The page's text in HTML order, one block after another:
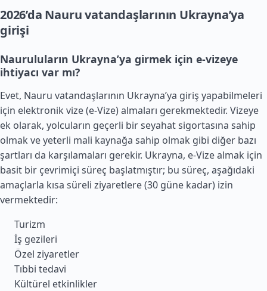
2026’da Nauru vatandaşlarının Ukrayna’ya
girişi
Nauruluların Ukrayna’ya girmek için e-vizeye
ihtiyacı var mı?
Evet, Nauru vatandaşlarının Ukrayna’ya giriş yapabilmeleri
için elektronik vize (e-Vize) almaları gerekmektedir. Vizeye
ek olarak, yolcuların geçerli bir seyahat sigortasına sahip
olmak ve yeterli mali kaynağa sahip olmak gibi diğer bazı
şartları da karşılamaları gerekir. Ukrayna, e-Vize almak için
basit bir çevrimiçi süreç başlatmıştır; bu süreç, aşağıdaki
amaçlarla kısa süreli ziyaretlere (30 güne kadar) izin
vermektedir:
Turizm
İş gezileri
Özel ziyaretler
Tıbbi tedavi
Kültürel etkinlikler